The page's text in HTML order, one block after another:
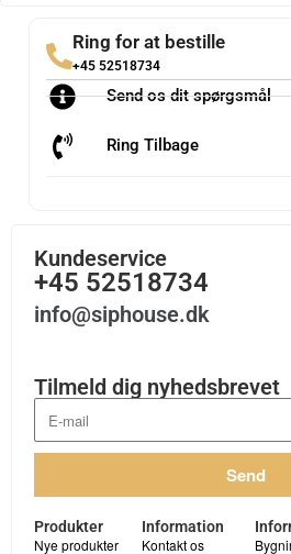
Ring for at bestille
+45 52518734
Send os dit spørgsmål
Ring Tilbage
Kundeservice
+45 52518734
info@siphouse.dk
Tilmeld dig nyhedsbrevet
Send
Produkter
Nye produkter
Information
Kontakt os